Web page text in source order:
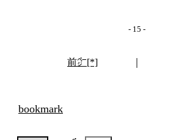
- 15 -
前㌻[*]
bookmark